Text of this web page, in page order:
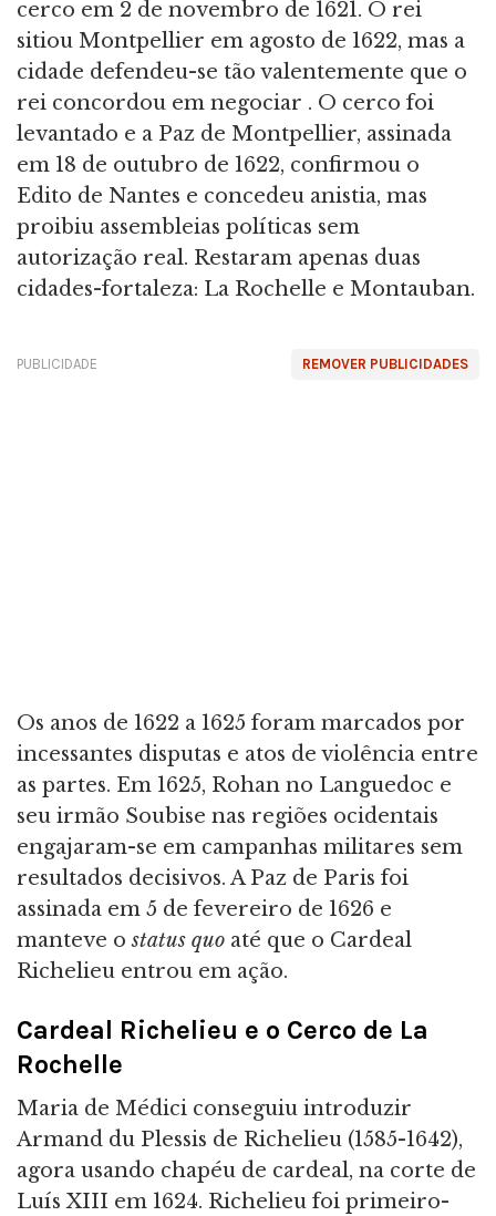
cerco em 2 de novembro de 1621. O rei
sitiou Montpellier em agosto de 1622, mas a
cidade defendeu-se tão valentemente que o
rei concordou em negociar . O cerco foi
levantado e a Paz de Montpellier, assinada
em 18 de outubro de 1622, confirmou o
Edito de Nantes e concedeu anistia, mas
proibiu assembleias políticas sem
autorização real. Restaram apenas duas
cidades-fortaleza: La Rochelle e Montauban.
REMOVER PUBLICIDADES
PUBLICIDADE
Os anos de 1622 a 1625 foram marcados por
incessantes disputas e atos de violência entre
as partes. Em 1625, Rohan no Languedoc e
seu irmão Soubise nas regiões ocidentais
engajaram-se em campanhas militares sem
resultados decisivos. A Paz de Paris foi
assinada em 5 de fevereiro de 1626 e
manteve ostatus quo até que o Cardeal
Richelieu entrou em ação.
Cardeal Richelieu e o Cerco de La
Rochelle
Maria de Médici conseguiu introduzir
Armand du Plessis de Richelieu (1585-1642),
agora usando chapéu de cardeal, na corte de
Luís XIII em 1624. Richelieu foi primeiro-